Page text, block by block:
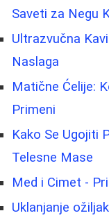
Saveti za Negu
Ultrazvučna
Naslaga
Matične Ćelije:
Primeni
Kako Se Ugojiti
Telesne Mase
Med i Cimet -
Uklanjanje